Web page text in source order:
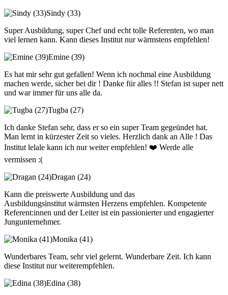
Sindy (33)
Super Ausbildung, super Chef und echt tolle Referenten, wo man
viel lernen kann. Kann dieses Institut nur wärmstens empfehlen!
Emine (39)
Es hat mir sehr gut gefallen! Wenn ich nochmal eine Ausbildung
machen werde, sicher bei dir ! Danke für alles !! Stefan ist super nett
und war immer für uns alle da.
Tugba (27)
Ich danke Stefan sehr, dass er so ein super Team gegeündet hat.
Man lernt in kürzester Zeit so vieles. Herzlich dank an Alle ! Das
Institut lelale kann ich nur weiter empfehlen! ❤️ Werde alle
vermissen :(
Dragan (24)
Kann die preiswerte Ausbildung und das
Ausbildungsinstitut wärmsten Herzens empfehlen. Kompetente
Referent:innen und der Leiter ist ein passionierter und engagierter
Jungunternehmer.
Monika (41)
Wunderbares Team, sehr viel gelernt. Wunderbare Zeit. Ich kann
diese Institut nur weiterempfehlen.
Edina (38)